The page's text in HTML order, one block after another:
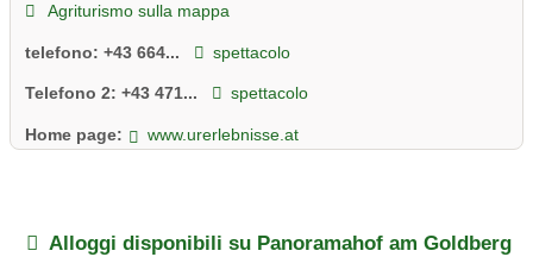
Agriturismo sulla mappa
telefono: +43 664... spettacolo
Telefono 2: +43 471... spettacolo
Home page: www.urerlebnisse.at
Alloggi disponibili su Panoramahof am Goldberg